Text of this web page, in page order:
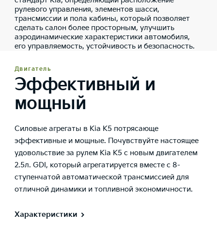
рулевого управления, элементов шасси,
трансмиссии и пола кабины, который позволяет
сделать салон более просторным, улучшить
аэродинамические характеристики автомобиля,
его управляемость, устойчивость и безопасность.
Двигатель
Эффективный и
мощный
Силовые агрегаты в Kia K5 потрясающе
эффективные и мощные. Почувствуйте настоящее
удовольствие за рулем Kia К5 с новым двигателем
2.5л. GDI, который агрегатируется вместе с 8-
ступенчатой автоматической трансмиссией для
отличной динамики и топливной экономичности.
Характеристики